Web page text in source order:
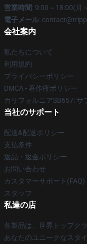
営業時間: 9:00～18:00(月
電子メール:
会社案内
私たちについて
利用規約
プライバシーポリシー
DMCA - 著作権ポリシー
カリフォルニアSB657:
当社のサポート
配送&配送ポリシー
支払条件
返品・返金ポリシー
お問い合わせ
カスタマーサポート(FAQ)
スタッフ
私達の店
各製品は、世界トップク
あなたのユニークなスタ